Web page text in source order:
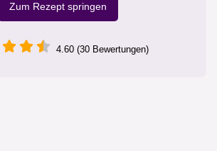
Zum Rezept springen
4.60 (30 Bewertungen)